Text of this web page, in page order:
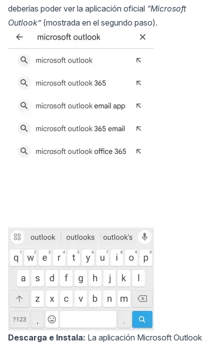
deberías poder ver la aplicación oficial “Microsoft
Outlook”(mostrada en el segundo paso).
Descarga e Instala: La aplicación Microsoft Outlook